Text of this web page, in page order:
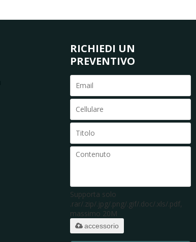
RICHIEDI UN
PREVENTIVO
Supporta solo
.rar/.zip/.jpg/.png/.gif/.doc/.xls/.pdf,
massimo 20M
accessorio